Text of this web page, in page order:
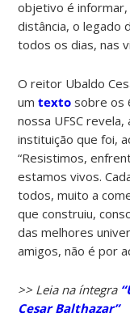
objetivo é
distância, o legado
todos os dias, nas
O reitor Ubaldo
umtexto sobre os
nossa UFSC
instituição que foi,
“Resistimos,
estamos vivos.
todos, muito a
que construiu,
das melhores
amigos, não é por
>> Leia na íntegra
Cesar Balthazar”